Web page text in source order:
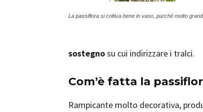
La passiflora si coltiva bene in vaso, purché molto
sostegnosu cui indirizzare i tralci.
Com’è fatta la
Rampicante molto decorativa,